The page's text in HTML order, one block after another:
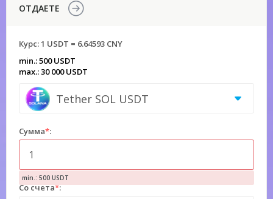
ОТДАЕТЕ
Курс:1 USDT = 6.64593 CNY
min.: 500 USDT
max.: 30 000 USDT
Tether SOL USDT
Сумма*:
min.: 500 USDT
Со счета*: